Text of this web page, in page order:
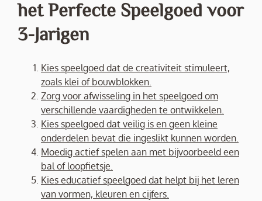
het Perfecte Speelgoed voor
3-Jarigen
Kies speelgoed dat de creativiteit stimuleert,
zoals klei of bouwblokken.
Zorg voor afwisseling in het speelgoed om
verschillende vaardigheden te ontwikkelen.
Kies speelgoed dat veilig is en geen kleine
onderdelen bevat die ingeslikt kunnen worden.
Moedig actief spelen aan met bijvoorbeeld een
bal of loopfietsje.
Kies educatief speelgoed dat helpt bij het leren
van vormen, kleuren en cijfers.